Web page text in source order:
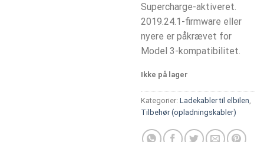
Supercharge-aktiveret.
2019.24.1-firmware eller
nyere er påkrævet for
Model 3-kompatibilitet.
Ikke på lager
Kategorier: Ladekabler til elbilen,
Tilbehør (opladningskabler)